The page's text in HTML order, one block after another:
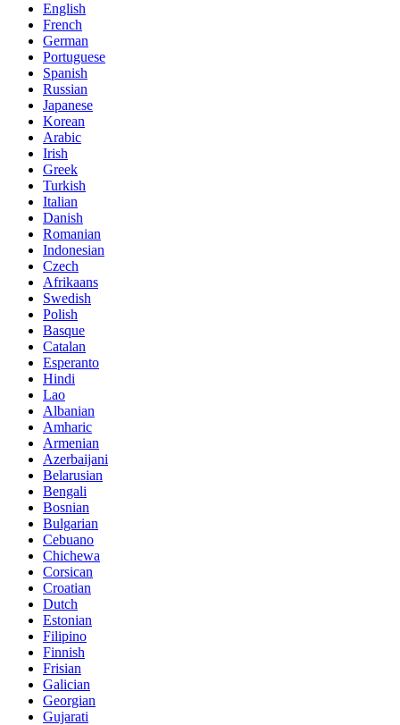
English
French
German
Portuguese
Spanish
Russian
Japanese
Korean
Arabic
Irish
Greek
Turkish
Italian
Danish
Romanian
Indonesian
Czech
Afrikaans
Swedish
Polish
Basque
Catalan
Esperanto
Hindi
Lao
Albanian
Amharic
Armenian
Azerbaijani
Belarusian
Bengali
Bosnian
Bulgarian
Cebuano
Chichewa
Corsican
Croatian
Dutch
Estonian
Filipino
Finnish
Frisian
Galician
Georgian
Gujarati